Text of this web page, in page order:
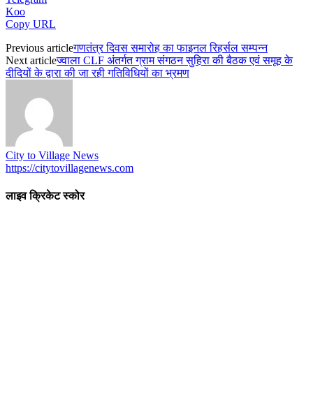
Koo
Copy URL
Previous articleगणतंत्र दिवस समारोह का फाइनल रिहर्सल सम्पन्न
Next articleज्वाला CLF अंतर्गत ग्राम संगठन सुहिरा की बैठक एवं समूह के
दीदियों के द्वारा की जा रही गतिविधियों का भ्रमण
City to Village News
https://citytovillagenews.com
लाइव क्रिकेट स्कोर